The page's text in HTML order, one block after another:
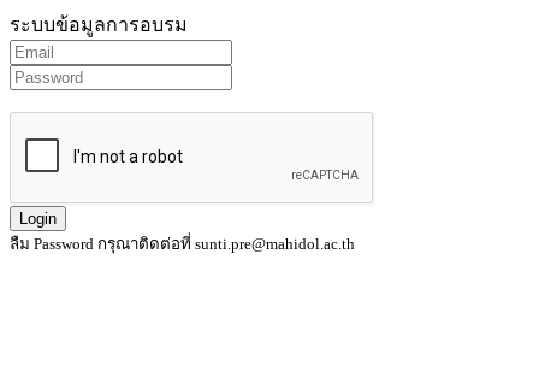
ระบบข้อมูลการอบรม
ลืม Password กรุณาติดต่อที่ sunti.pre@mahidol.ac.th